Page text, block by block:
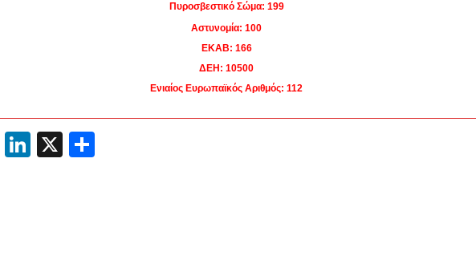
Πυροσβεστικό Σώμα: 199
Αστυνομία: 100
ΕΚΑΒ: 166
ΔΕΗ: 10500
Ενιαίος Ευρωπαϊκός Αριθμός: 112
EmailLinkedIn
X